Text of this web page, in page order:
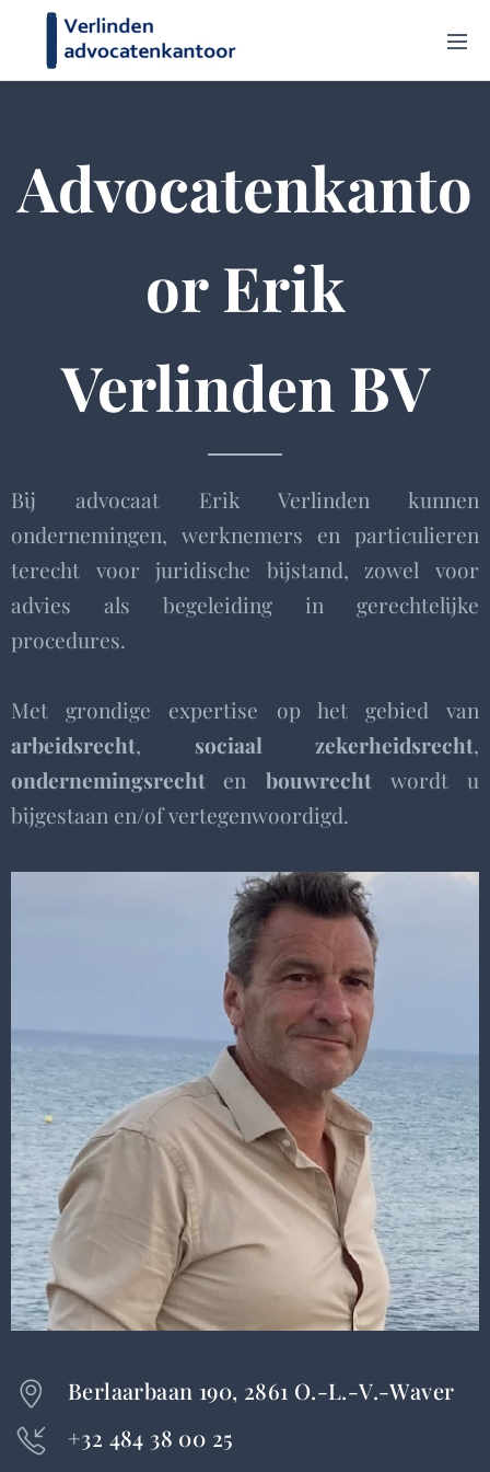
Advocatenkanto
or Erik
Verlinden BV
Bij advocaat Erik Verlinden kunnen
ondernemingen, werknemers en particulieren
terecht voor juridische bijstand, zowel voor
advies als begeleiding in gerechtelijke
procedures.
Met grondige expertise op het gebied van
arbeidsrecht, sociaal zekerheidsrecht,
ondernemingsrecht en bouwrechtwordt u
bijgestaan en/of vertegenwoordigd.
Berlaarbaan 190, 2861 O.-L.-V.-Waver
+32 484 38 00 25